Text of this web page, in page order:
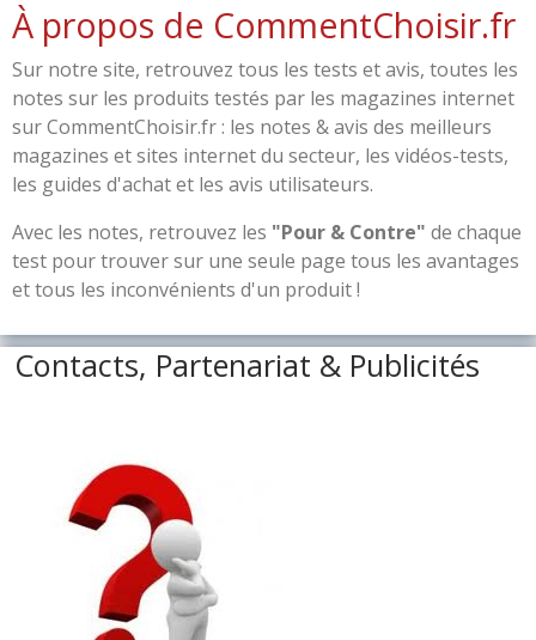
À propos de CommentChoisir.fr
Sur notre site, retrouvez tous les tests et avis, toutes les
notes sur les produits testés par les magazines internet
sur CommentChoisir.fr : les notes & avis des meilleurs
magazines et sites internet du secteur, les vidéos-tests,
les guides d'achat et les avis utilisateurs.
Avec les notes, retrouvez les "Pour & Contre" de chaque
test pour trouver sur une seule page tous les avantages
et tous les inconvénients d'un produit !
Contacts, Partenariat & Publicités